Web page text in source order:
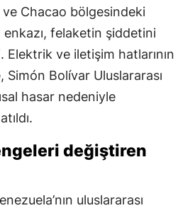
Chacao bölgesindeki
enkazı, felaketin şiddetini
ve iletişim hatlarının
Bolívar Uluslararası
hasar nedeniyle
değiştiren
uluslararası